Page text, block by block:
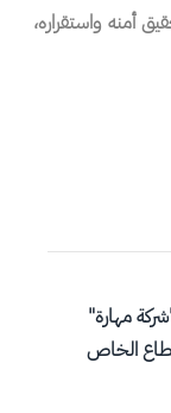
أمنه واستقراره،
مهارة"
الخاص